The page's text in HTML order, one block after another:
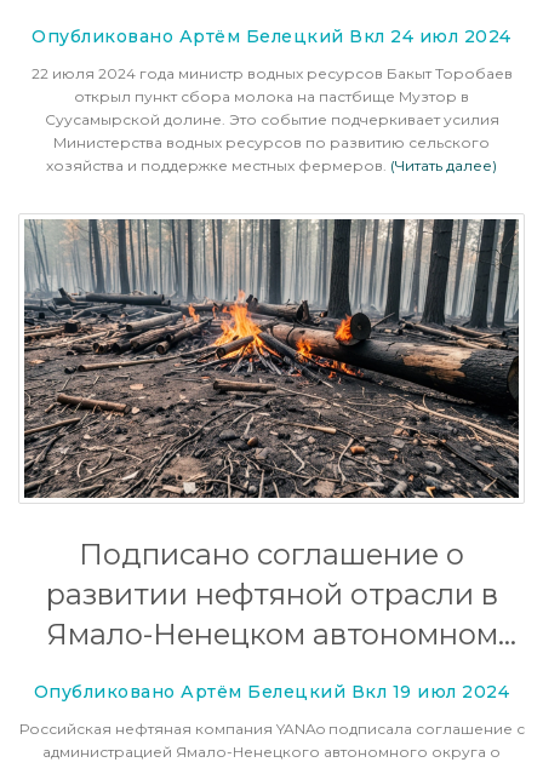
Опубликовано Артём Белецкий Вкл 24 июл 2024
22 июля 2024 года министр водных ресурсов Бакыт Торобаев
открыл пункт сбора молока на пастбище Музтор в
Суусамырской долине. Это событие подчеркивает усилия
Министерства водных ресурсов по развитию сельского
хозяйства и поддержке местных фермеров. (Читать далее)
Подписано соглашение о
развитии нефтяной отрасли в
Ямало-Ненецком автономном
Опубликовано Артём Белецкий Вкл 19 июл 2024
Российская нефтяная компания YANAo подписала соглашение с
администрацией Ямало-Ненецкого автономного округа о